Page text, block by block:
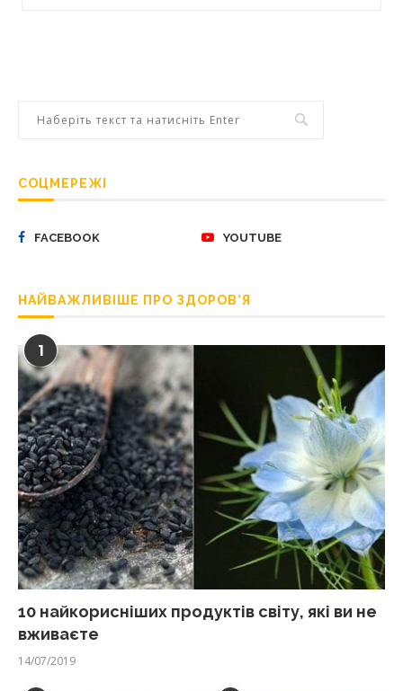
СОЦМЕРЕЖІ
FACEBOOK YOUTUBE
НАЙВАЖЛИВІШЕ ПРО ЗДОРОВ’Я
1
10 найкорисніших продуктів світу, які ви не
вживаєте
14/07/2019